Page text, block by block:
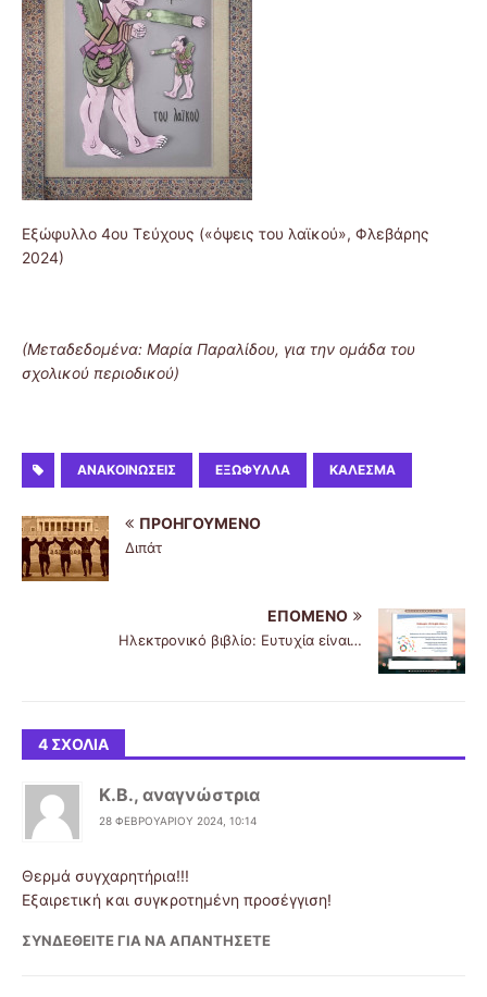
Εξώφυλλο 4ου Τεύχους («όψεις του λαϊκού», Φλεβάρης
2024)
(Μεταδεδομένα: Mαρία Παραλίδου, για την ομάδα του
σχολικού περιοδικού)
ΑΝΑΚΟΙΝΏΣΕΙΣ ΕΞΏΦΥΛΛΑ ΚΆΛΕΣΜΑ
ΠΡΟΗΓΟΎΜΕΝΟ
Διπάτ
ΕΠΌΜΕΝΟ
Ηλεκτρονικό βιβλίο: Ευτυχία είναι…
4 ΣΧΌΛΙΑ
Κ.Β., αναγνώστρια
28 ΦΕΒΡΟΥΑΡΊΟΥ 2024, 10:14
Θερμά συγχαρητήρια!!!
Εξαιρετική και συγκροτημένη προσέγγιση!
ΣΥΝΔΕΘΕΊΤΕ ΓΙΑ ΝΑ ΑΠΑΝΤΉΣΕΤΕ